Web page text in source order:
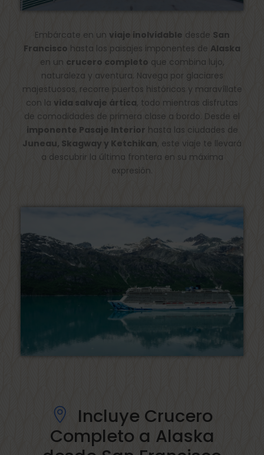
Embárcate en un viaje inolvidable desde San
Francisco hasta los paisajes imponentes de Alaska
en un crucero completo que combina lujo,
naturaleza y aventura. Navega por glaciares
majestuosos, recorre puertos históricos y maravíllate
con la vida salvaje ártica, todo mientras disfrutas
de comodidades de primera clase a bordo. Desde el
imponente Pasaje Interior hasta las ciudades de
Juneau, Skagway y Ketchikan, este viaje te llevará
a descubrir la última frontera en su máxima
expresión.
Incluye Crucero
Completo a Alaska